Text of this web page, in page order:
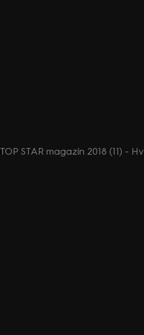
TOP STAR magazín 2018 (11) -